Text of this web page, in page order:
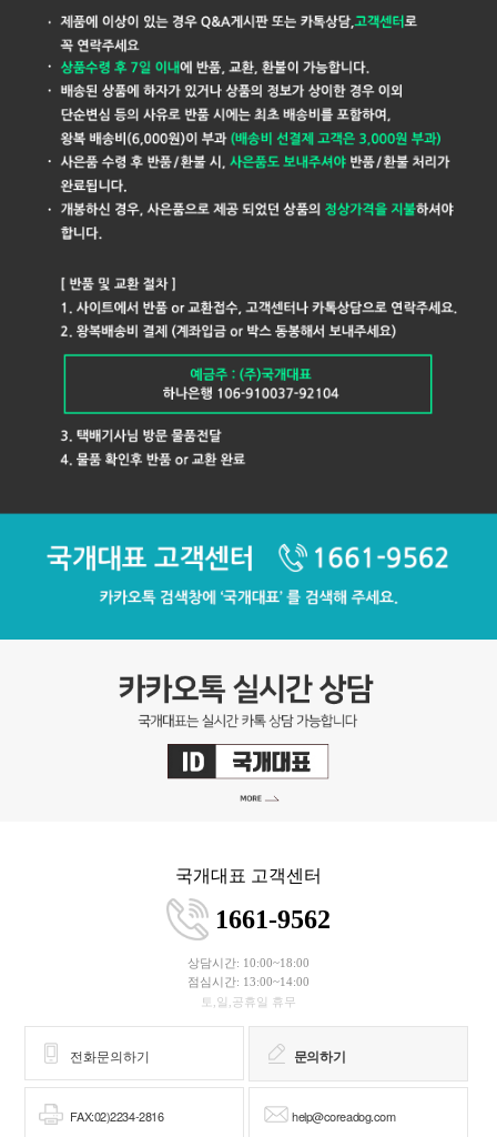
국개대표 고객센터
1661-9562
상담시간: 10:00~18:00
점심시간: 13:00~14:00
토,일,공휴일 휴무
전화문의하기 문의하기
FAX:02)2234-2816 help@coreadog.com